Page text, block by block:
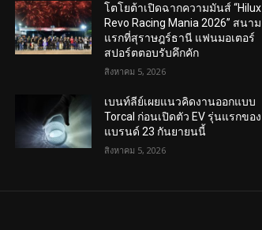
โตโยต้าเปิดฉากความมันส์ “Hilux
Revo Racing Mania 2026” สนาม
แรกที่สุราษฎร์ธานี แฟนมอเตอร์
สปอร์ตตอบรับคึกคัก
สิงหาคม 5, 2026
เบนท์ลีย์เผยแนวคิดงานออกแบบ
Torcal ก่อนเปิดตัว EV รุ่นแรกของ
แบรนด์ 23 กันยายนนี้
สิงหาคม 5, 2026